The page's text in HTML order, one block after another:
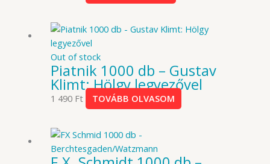
Out of stock
Piatnik 1000 db – Gustav
Klimt: Hölgy legyezővel
1 490 Ft TOVÁBB OLVASOM